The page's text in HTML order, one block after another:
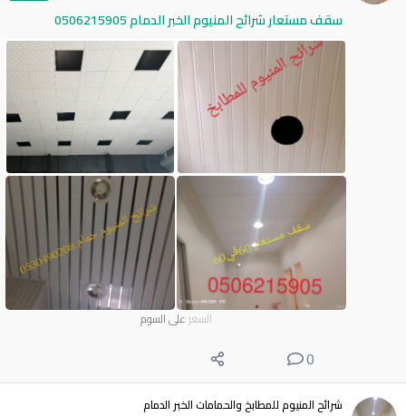
سقف مستعار شرائح المنيوم الخبر الدمام 0506215905
السعر على السوم
0
شرائح المنيوم للمطابخ والحمامات الخبر الدمام